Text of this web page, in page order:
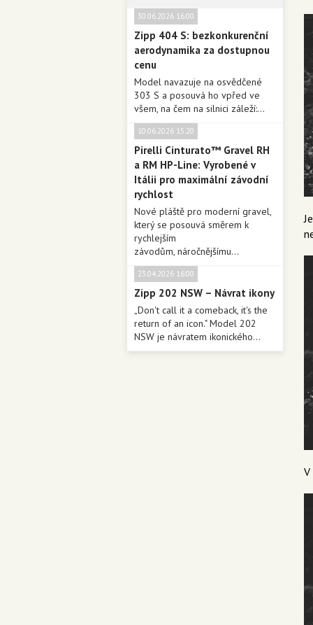
30.06.2026 16:00
Zipp 404 S: bezkonkurenční
aerodynamika za dostupnou
cenu
Model navazuje na osvědčené
303 S a posouvá ho vpřed ve
všem, na čem na silnici záleží:...
10.06.2026 15:20
Pirelli Cinturato™ Gravel RH
a RM HP-Line: Vyrobené v
Itálii pro maximální závodní
rychlost
Nové pláště pro moderní gravel,
který se posouvá směrem k
rychlejším
závodům, náročnějšímu...
23.04.2026 16:00
Zipp 202 NSW – Návrat ikony
„Don't call it a comeback, it's the
return of an icon." Model 202
NSW je návratem ikonického...